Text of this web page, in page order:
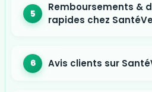
Remboursements &
rapides chez
Avis clients sur